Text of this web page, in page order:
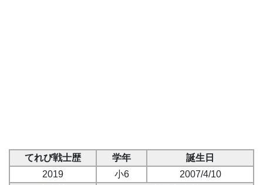
てれび戦士歴 学年
誕生日
2019
小6
2007/4/10